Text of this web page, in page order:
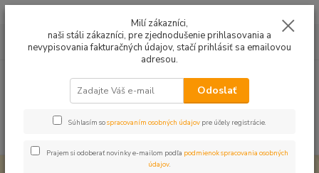
0949224331
9:00 -14:30
za0,00 EUR
Rebrovaný úplet horčicový
Milí zákazníci,
naši stáli zákazníci, pre zjednodušenie prihlasovania a
nevypisovania fakturačných údajov, stačí prihlásiť sa emailovou
adresou.
Odoslať
Súhlasím sospracovaním osobných údajov pre účely registrácie.
Prajem si odoberať novinky e-mailom podľa podmienok spracovania osobných
údajov.